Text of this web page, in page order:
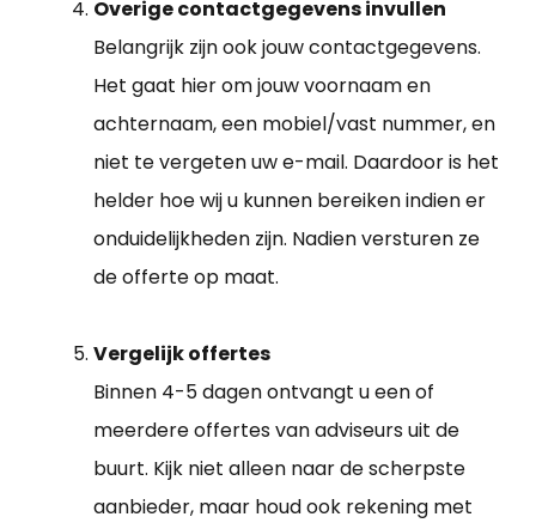
Overige contactgegevens invullen
Belangrijk zijn ook jouw contactgegevens.
Het gaat hier om jouw voornaam en
achternaam, een mobiel/vast nummer, en
niet te vergeten uw e-mail. Daardoor is het
helder hoe wij u kunnen bereiken indien er
onduidelijkheden zijn. Nadien versturen ze
de offerte op maat.
Vergelijk offertes
Binnen 4-5 dagen ontvangt u een of
meerdere offertes van adviseurs uit de
buurt. Kijk niet alleen naar de scherpste
aanbieder, maar houd ook rekening met